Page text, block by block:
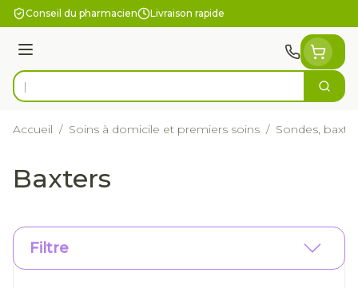
Aller au contenu
Conseil du pharmacien Livraison rapide
Menu
Rechercher
Accueil / Soins à domicile et premiers soins / Sondes,
Baxters
Filtre